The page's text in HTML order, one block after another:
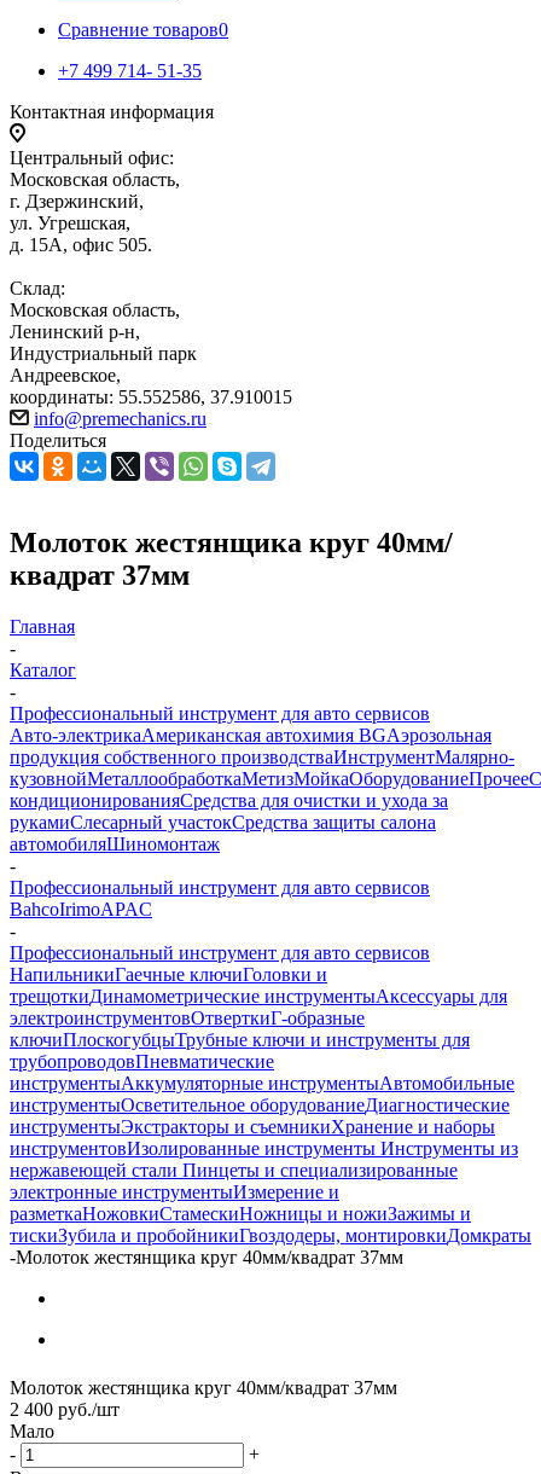
Сравнение товаров0
+7 499 714- 51-35
Контактная информация
Центральный офис:
Московская область,
г. Дзержинский,
ул. Угрешская,
д. 15А, офис 505.
Склад:
Московская область,
Ленинский р-н,
Индустриальный парк
Андреевское,
координаты: 55.552586, 37.910015
info@premechanics.ru
Поделиться
Молоток жестянщика круг 40мм/
квадрат 37мм
Главная
-
Каталог
-
Профессиональный инструмент для авто сервисов
Авто-электрикаАмериканская автохимия BGАэрозольная
продукция собственного производстваИнструментМалярно-
кузовнойМеталлообработкаМетизМойкаОборудованиеПрочее
кондиционированияСредства для очистки и ухода за
рукамиСлесарный участокСредства защиты салона
автомобиляШиномонтаж
-
Профессиональный инструмент для авто сервисов
BahcoIrimoAPAC
-
Профессиональный инструмент для авто сервисов
НапильникиГаечные ключиГоловки и
трещоткиДинамометрические инструментыАксессуары для
электроинструментовОтверткиГ-образные
ключиПлоскогубцыТрубные ключи и инструменты для
трубопроводовПневматические
инструментыАккумуляторные инструментыАвтомобильные
инструментыОсветительное оборудованиеДиагностические
инструментыЭкстракторы и съемникиХранение и наборы
инструментовИзолированные инструменты Инструменты из
нержавеющей стали Пинцеты и специализированные
электронные инструментыИзмерение и
разметкаНожовкиСтамескиНожницы и ножиЗажимы и
тискиЗубила и пробойникиГвоздодеры, монтировкиДомкраты
-Молоток жестянщика круг 40мм/квадрат 37мм
Молоток жестянщика круг 40мм/квадрат 37мм
2 400 руб./шт
Мало
-
+